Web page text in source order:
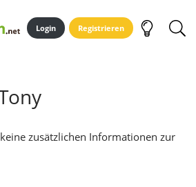
Login Registrieren
zusätzlichen Informationen zur